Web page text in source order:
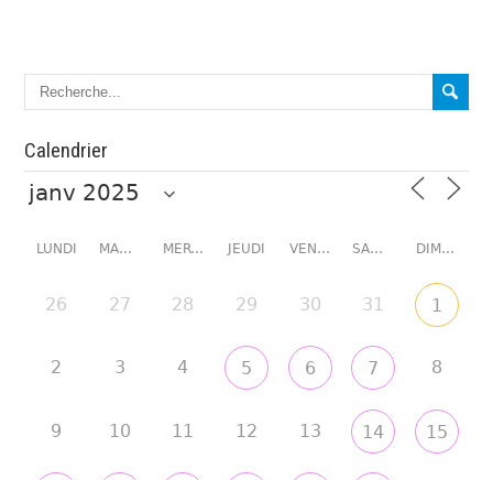
Calendrier
LUNDI MARDI MERCREDI JEUDI VENDREDI SAMEDI DIMANCHE
26 27 28 29 30 31 1
2 3 4 5 6 7 8
9 10 11 12 13 14 15